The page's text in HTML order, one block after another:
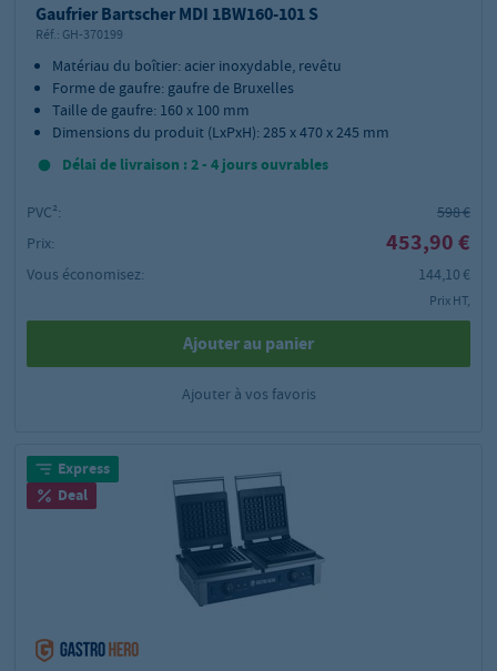
Gaufrier Bartscher MDI 1BW160-101 S
Réf.: GH-370199
Matériau du boîtier: acier inoxydable, revêtu
Forme de gaufre: gaufre de Bruxelles
Taille de gaufre: 160 x 100 mm
Dimensions du produit (LxPxH): 285 x 470 x 245 mm
Délai de livraison : 2 - 4 jours ouvrables
PVC²:
598 €
Prix:
453,90 €
Vous économisez: 144,10 €
Prix HT,
Ajouter au panier
Ajouter à vos favoris
Express
Deal